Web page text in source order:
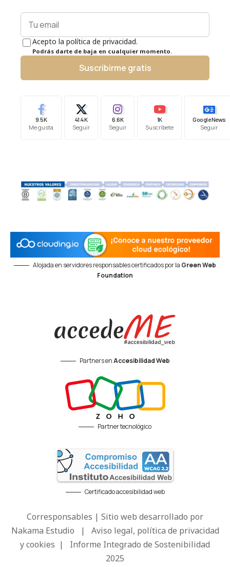
Acepto la política de privacidad.
Podrás darte de baja en cualquier momento.
Suscribirme gratis
9.5K
Me gusta
41.4K
Seguir
6.6K
Seguir
1K
Suscríbete
Google News
Seguir
Alojada en servidores responsables certificados por la Green Web
Foundation
Partners enAccesibilidad Web
Partner tecnológico
Certificado accesibilidad web
Corresponsables | Sitio web desarrollado por
Nakama Estudio | Aviso legal, política de privacidad
y cookies | Informe Integrado de Sostenibilidad
2025